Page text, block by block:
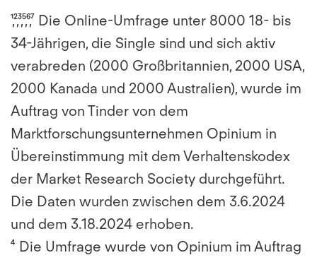
¹,²,³,⁵,⁶,⁷ Die Online-Umfrage unter 8000 18- bis
34-Jährigen, die Single sind und sich aktiv
verabreden (2000 Großbritannien, 2000 USA,
2000 Kanada und 2000 Australien), wurde im
Auftrag von Tinder von dem
Marktforschungsunternehmen Opinium in
Übereinstimmung mit dem Verhaltenskodex
der Market Research Society durchgeführt.
Die Daten wurden zwischen dem 3.6.2024
und dem 3.18.2024 erhoben.
⁴ Die Umfrage wurde von Opinium im Auftrag